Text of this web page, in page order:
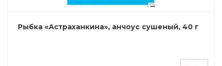
Рыбка «Астраханкина», анчоус сушеный, 40 г